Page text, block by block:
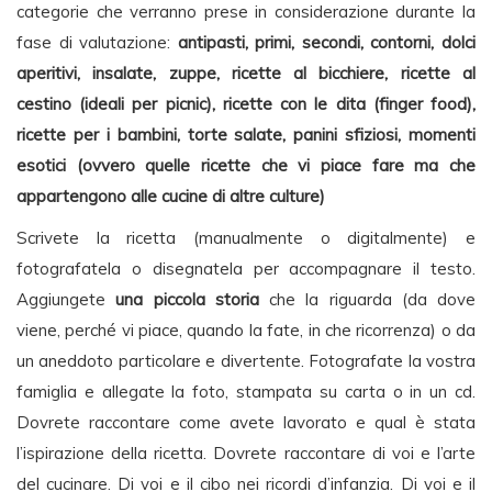
categorie che verranno prese in considerazione durante la
fase di valutazione: antipasti, primi, secondi, contorni, dolci
aperitivi, insalate, zuppe, ricette al bicchiere, ricette al
cestino (ideali per picnic), ricette con le dita (finger food),
ricette per i bambini, torte salate, panini sfiziosi, momenti
esotici (ovvero quelle ricette che vi piace fare ma che
appartengono alle cucine di altre culture)
Scrivete la ricetta (manualmente o digitalmente) e
fotografatela o disegnatela per accompagnare il testo.
Aggiungeteuna piccola storiache la riguarda (da dove
viene, perché vi piace, quando la fate, in che ricorrenza) o da
un aneddoto particolare e divertente. Fotografate la vostra
famiglia e allegate la foto, stampata su carta o in un cd.
Dovrete raccontare come avete lavorato e qual è stata
l’ispirazione della ricetta. Dovrete raccontare di voi e l’arte
del cucinare. Di voi e il cibo nei ricordi d’infanzia. Di voi e il